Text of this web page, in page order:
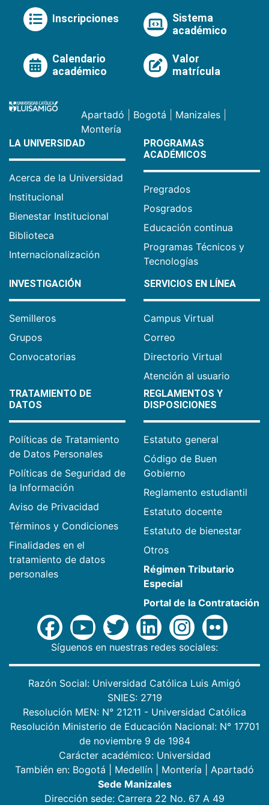
Inscripciones
Sistema
académico
Calendario
académico
Valor
matrícula
Apartadó Bogotá Manizales
Montería
LA UNIVERSIDAD
Acerca de la Universidad
Institucional
Bienestar Institucional
Biblioteca
Internacionalización
PROGRAMAS
ACADÉMICOS
Pregrados
Posgrados
Educación continua
Programas Técnicos y
Tecnologías
INVESTIGACIÓN
Semilleros
Grupos
Convocatorias
SERVICIOS EN LÍNEA
Campus Virtual
Correo
Directorio Virtual
Atención al usuario
TRATAMIENTO DE
DATOS
Políticas de Tratamiento
de Datos Personales
Políticas de Seguridad de
la Información
Aviso de Privacidad
Términos y Condiciones
Finalidades en el
tratamiento de datos
personales
REGLAMENTOS Y
DISPOSICIONES
Estatuto general
Código de Buen
Gobierno
Reglamento estudiantil
Estatuto docente
Estatuto de bienestar
Otros
Régimen Tributario
Especial
Portal de la Contratación
Síguenos en nuestras redes sociales:
Razón Social: Universidad Católica Luis Amigó
SNIES: 2719
Resolución MEN: N° 21211 - Universidad Católica
Resolución Ministerio de Educación Nacional: N° 17701
de noviembre 9 de 1984
Carácter académico: Universidad
También en: Bogotá Medellín Montería
Apartadó
Sede Manizales
Dirección sede: Carrera 22 No. 67 A 49